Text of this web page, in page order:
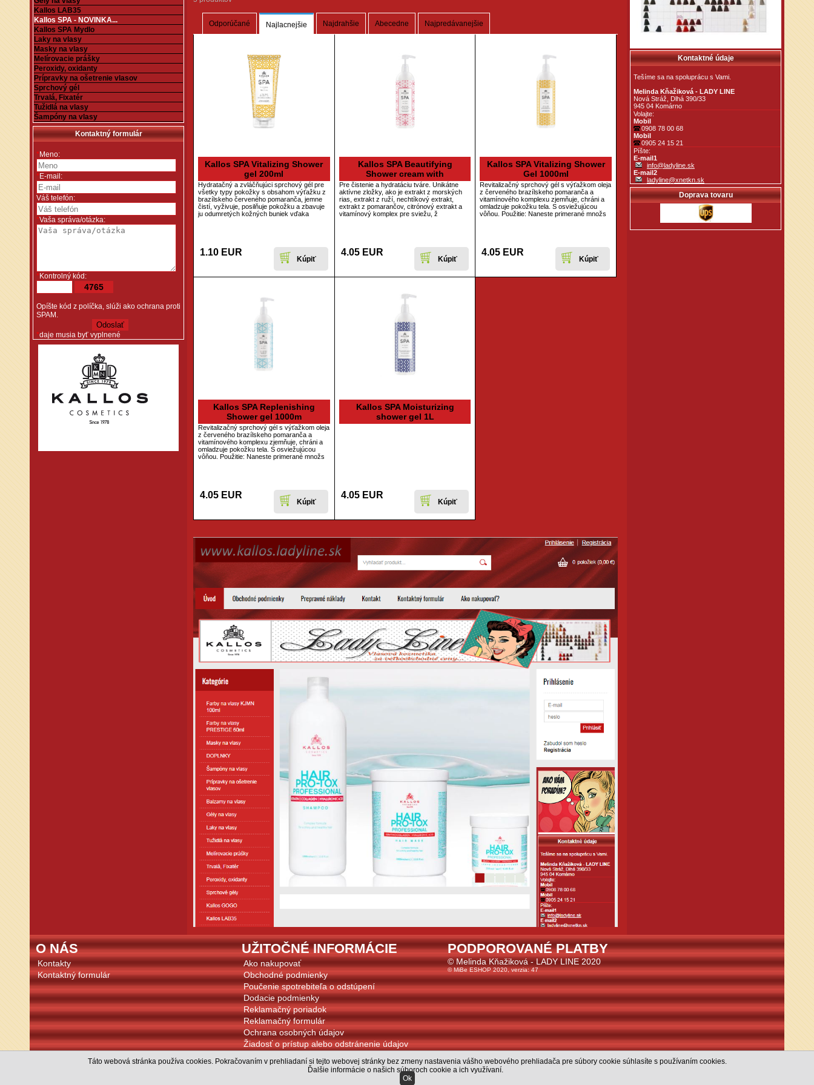
Kallos LAB35
Kallos SPA - NOVINKA...
Kallos SPA Mydlo
Laky na vlasy
Masky na vlasy
Melírovacie prášky
Peroxidy, oxidanty
Prípravky na ošetrenie vlasov
Sprchový gél
Trvalá, Fixatér
Tužidlá na vlasy
Šampóny na vlasy
Kontaktný formulár
*Meno:
*E-mail:
Váš telefón:
*Vaša správa/otázka:
*Kontrolný kód:
4765
Opíšte kód z políčka, slúži ako ochrana proti
SPAM.
*daje musia byť vyplnené
Odporúčané Najlacnejšie Najdrahšie Abecedne Najpredávanejšie
Kallos SPA Vitalizing Shower
gel 200ml
Hydratačný a zvláčňujúci sprchový gél pre
všetky typy pokožky s obsahom výťažku z
brazílskeho červeného pomaranča, jemne
čistí, vyživuje, posilňuje pokožku a zbavuje
ju odumretých kožných buniek vďaka
1.10 EUR
Kallos SPA Beautifying
Shower cream with
Pre čistenie a hydratáciu tváre. Unikátne
aktívne zložky, ako je extrakt z morských
rias, extrakt z ruží, nechtíkový extrakt,
extrakt z pomarančov, citrónový extrakt a
vitamínový komplex pre sviežu, ž
4.05 EUR
Kallos SPA Vitalizing Shower
Gel 1000ml
Revitalizačný sprchový gél s výťažkom oleja
z červeného brazílskeho pomaranča a
vitamínového komplexu zjemňuje, chráni a
omladzuje pokožku tela. S osviežujúcou
vôňou. Použitie: Naneste primerané množs
4.05 EUR
Kallos SPA Replenishing
Shower gel 1000m
Revitalizačný sprchový gél s výťažkom oleja
z červeného brazílskeho pomaranča a
vitamínového komplexu zjemňuje, chráni a
omladzuje pokožku tela. S osviežujúcou
vôňou. Použitie: Naneste primerané množs
4.05 EUR
Kallos SPA Moisturizing
shower gel 1L
4.05 EUR
Kontaktné údaje
Tešíme sa na spoluprácu s Vami.
Melinda Kňažiková - LADY LINE
Nová Stráž, Dlhá 390/33
945 04 Komárno
Volajte:
Mobil
0908 78 00 68
Mobil
0905 24 15 21
Píšte:
E-mail1
info@ladyline.sk
E-mail2
ladyline@xnetkn.sk
Doprava tovaru
O NÁS
Kontakty
Kontaktný formulár
UŽITOČNÉ INFORMÁCIE
Ako nakupovať
Obchodné podmienky
Poučenie spotrebiteľa o odstúpení
Dodacie podmienky
Reklamačný poriadok
Reklamačný formulár
Ochrana osobných údajov
Žiadosť o prístup alebo odstránenie údajov
Súhlas s prihlásením k odberu noviniek
PODPOROVANÉ PLATBY
© Melinda Kňažiková - LADY LINE 2020
© MiBe ESHOP 2020, verzia: 47
Táto webová stránka používa cookies. Pokračovaním v prehliadaní si tejto webovej stránky bez zmeny nastavenia vášho webového prehliadača pre súbory cookie súhlasíte s používaním cookies.
Ďalšie informácie o našich súboroch cookie a ich využívaní.
Ok